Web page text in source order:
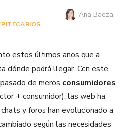
Autor
Ana Baeza
estos últimos años que a
dónde podrá llegar. Con este
de meros consumidores
+ consumidor), las web ha
y foros han evolucionado a
según las necesidades